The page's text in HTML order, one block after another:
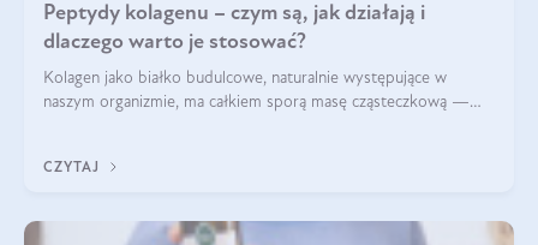
Peptydy kolagenu – czym są, jak działają i
dlaczego warto je stosować?
Kolagen jako białko budulcowe, naturalnie występujące w
naszym organizmie, ma całkiem sporą masę cząsteczkową —
bardziej biodostępny
CZYTAJ